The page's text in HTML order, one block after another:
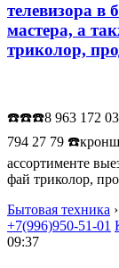
телевизора в
мастера, а
триколор,
☎️☎️☎️8 963 172 03
794 27 79
ассортименте
фай триколор,
Бытовая техника ›
+7(996)950-51-01
09:37